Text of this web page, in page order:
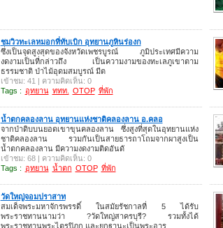
ชมวิวทะเลหมอกที่ทับเบิก อุทยานภูหินร่องก
ซึ่งเป็นจุดสูงสุดของจังหวัดเพชรบูรณ์ ภูมิประเทศมีความ
งดงามเป็นที่กล่าวถึง เป็นความงามของทะเลภูเขาตาม
ธรรมชาติ ป่าไม้อุดมสมบูรณ์ มีต
เข้าชม: 41 | ความคิดเห็น: 0
Tags : อุทยาน ททท. OTOP ที่พัก
น้ำตกคลองลาน อุทยานแห่งชาติคลองลาน อ.คลอ
จากป่าดิบบนยอดเขาขุนคลองลาน ซึ่งสูงที่สุดในอุทยานแห่ง
ชาติคลองลาน รวมกันเป็นสายธารถาโถมจากผาสูงเป็น
น้ำตกคลองลาน มีความงดงามติดอันดั
เข้าชม: 68 | ความคิดเห็น: 0
Tags : อุทยาน น้ำตก OTOP ที่พัก
วัดใหญ่จอมปราสาท
สมเด็จพระมหาจักรพรรดิ์ ในสมัยรัชกาลที่ 5 ได้รับ
พระราชทานนามว่า ?วัดใหญ่สาครบุรี? รวมทั้งได้
พระราชทานพระไตรปิฎก และยกฐานะเป็นพระอาร